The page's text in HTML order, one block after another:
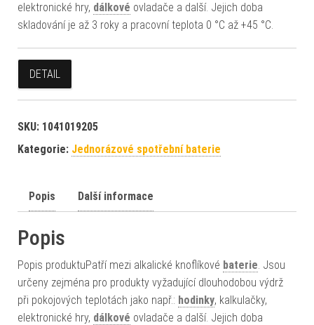
elektronické hry, dálkové ovladače a další. Jejich doba
skladování je až 3 roky a pracovní teplota 0 °C až +45 °C.
DETAIL
SKU: 1041019205
Kategorie: Jednorázové spotřební baterie
Popis Další informace
Popis
Popis produktuPatří mezi alkalické knoflíkové baterie. Jsou
určeny zejména pro produkty vyžadující dlouhodobou výdrž
při pokojových teplotách jako např.: hodinky, kalkulačky,
elektronické hry, dálkové ovladače a další. Jejich doba